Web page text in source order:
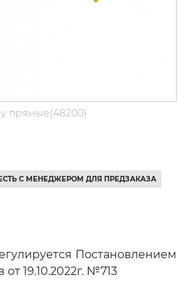
прямые(48200)
С МЕНЕДЖЕРОМ ДЛЯ ПРЕДЗАКАЗА
Постановлением
19.10.2022г. №713